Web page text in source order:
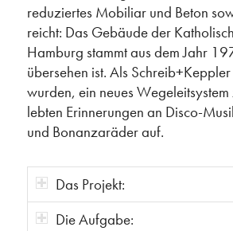
reduziertes Mobiliar und Beton
reicht: Das Gebäude der
Hamburg stammt aus dem Jahr
übersehen ist. Als
wurden, ein neues
lebten Erinnerungen an Disco-
und Bonanzaräder auf.
Das Projekt:
Die Aufgabe: